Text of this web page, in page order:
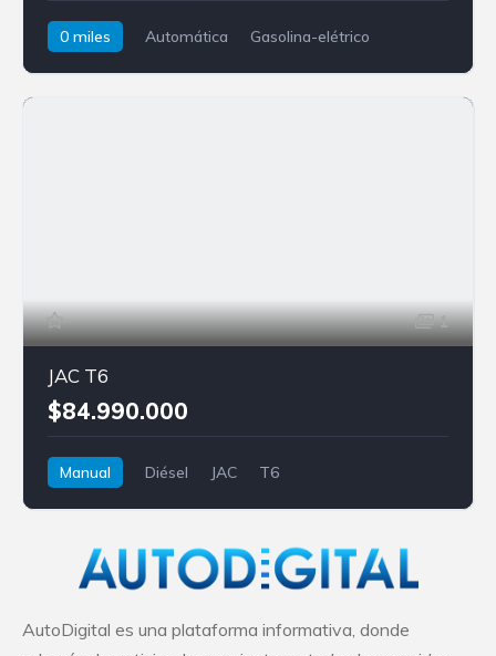
0 miles Automática
Gasolina-elétrico
1
JAC T6
$84.990.000
Manual Diésel JAC T6
AutoDigital es una plataforma informativa, donde